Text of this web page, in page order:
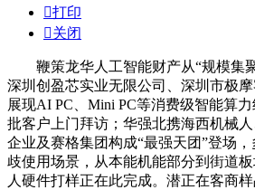
打印
关闭
鞭策龙华人工智能财产从“规模集聚
深圳创盈芯实业无限公司、深圳市极
展现AI PC、Mini PC等消费级智能算
批客户上门拜访；华强北携海西机械
企业及赛格集团构成“最强天团”登场
歧使用场景，从本能机能部分到街道
人硬件打样正在此完成。潜正在客商